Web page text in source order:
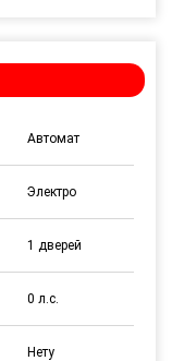
Автомат
Электро
1 дверей
0 л.с.
Нету